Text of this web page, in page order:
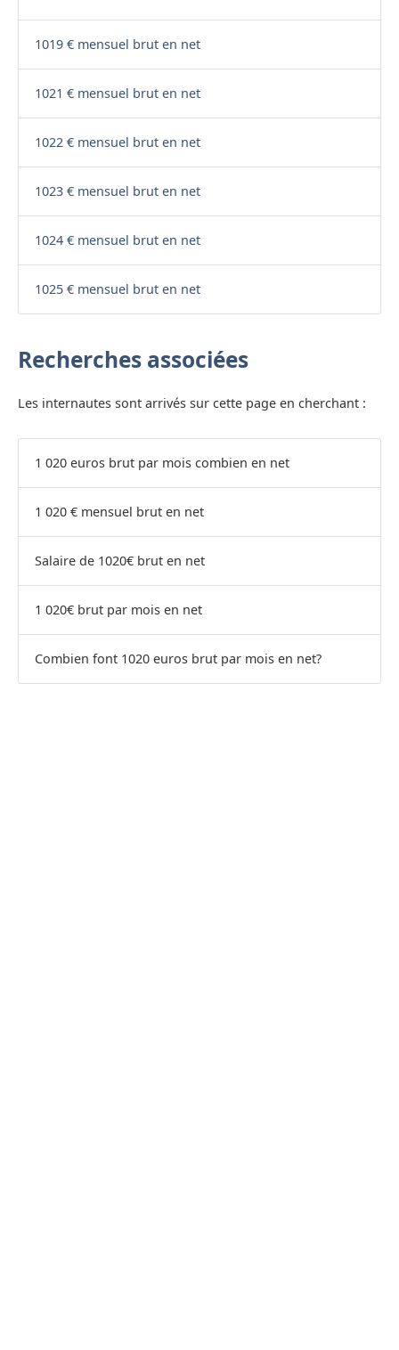
1019 € mensuel brut en net
1021 € mensuel brut en net
1022 € mensuel brut en net
1023 € mensuel brut en net
1024 € mensuel brut en net
1025 € mensuel brut en net
Recherches associées
Les internautes sont arrivés sur cette page en cherchant :
1 020 euros brut par mois combien en net
1 020 € mensuel brut en net
Salaire de 1020€ brut en net
1 020€ brut par mois en net
Combien font 1020 euros brut par mois en net?